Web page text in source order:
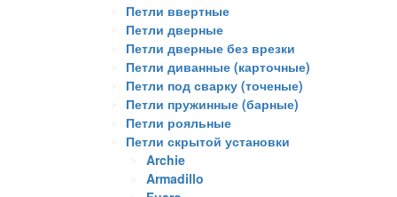
Петли ввертные
Петли дверные
Петли дверные без врезки
Петли диванные (карточные)
Петли под сварку (точеные)
Петли пружинные (барные)
Петли рояльные
Петли скрытой установки
Archie
Armadillo